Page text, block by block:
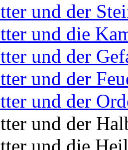
und der
und die
und der
und der
und der
und der